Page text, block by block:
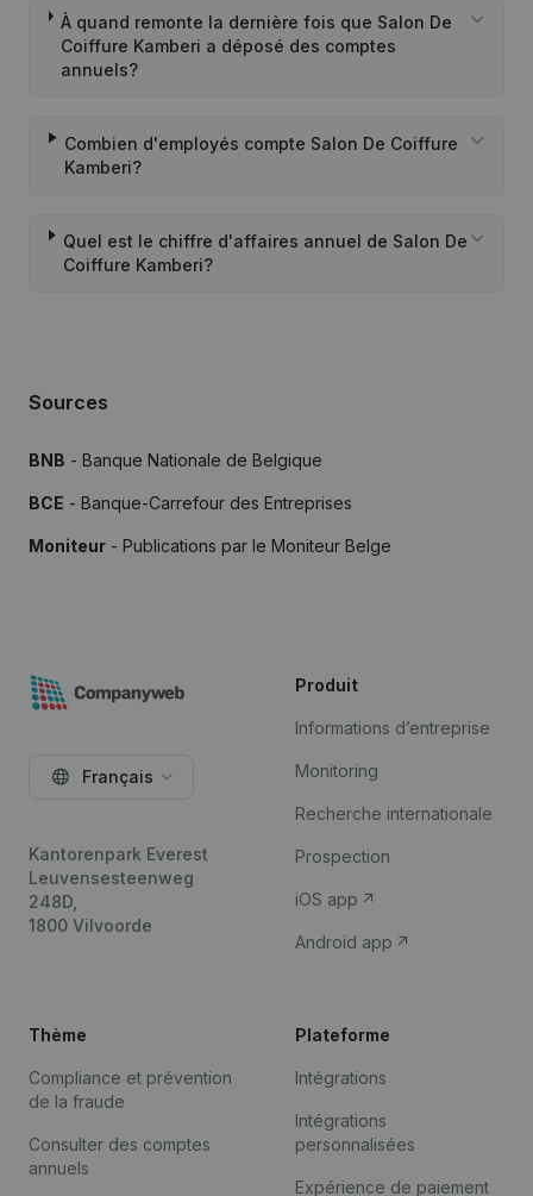
À quand remonte la dernière fois que Salon De
Coiffure Kamberi a déposé des comptes
annuels?
Combien d'employés compte Salon De Coiffure
Kamberi?
Quel est le chiffre d'affaires annuel de Salon De
Coiffure Kamberi?
Sources
BNB - Banque Nationale de Belgique
BCE - Banque-Carrefour des Entreprises
Moniteur - Publications par le Moniteur Belge
Français
Kantorenpark Everest
Leuvensesteenweg
248D,
1800 Vilvoorde
Produit
Informations d’entreprise
Monitoring
Recherche internationale
Prospection
iOS app
Android app
Thème
Compliance et prévention
de la fraude
Consulter des comptes
annuels
Plateforme
Intégrations
Intégrations
personnalisées
Expérience de paiement